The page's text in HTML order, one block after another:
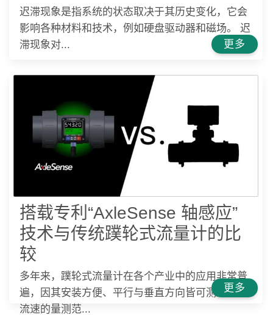
迟滞现象是指系统的状态取决于其历史变化，它会
影响各种材料和技术，例如硬盘驱动器和磁场。 迟
滞现象对...
更多
搭载专利“AxleSense 轴感应”
技术与传统蹼轮式流量计的比
较
多年来，蹼轮式流量计在各个产业中的应用非常普
遍，因其安装方便、平行与垂直方向皆可测量、与
流速的量测范...
更多